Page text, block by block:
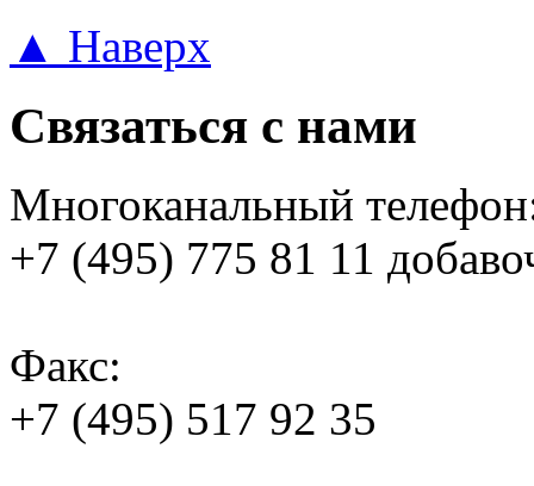
▲ Наверх
Связаться с нами
Многоканальный
+7 (495) 775 81 11
Факс:
+7 (495) 517 92 35